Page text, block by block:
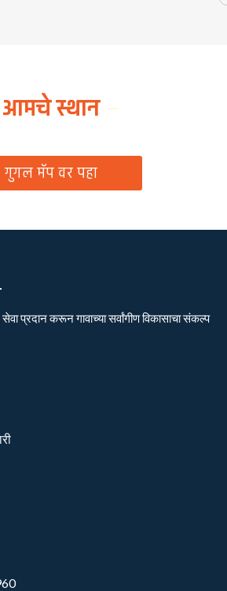
आमचे स्थान
गुगल मॅप वर पहा
प्रदान करून गावाच्या सर्वांगीण विकासाचा संकल्प